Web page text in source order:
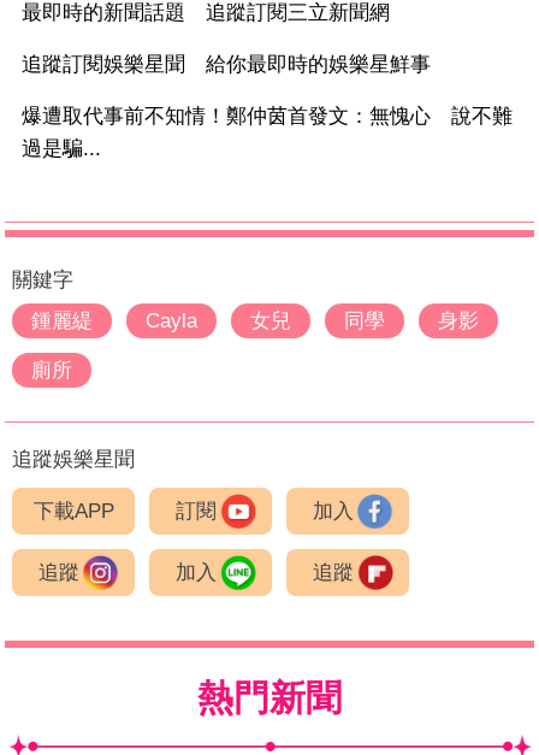
最即時的新聞話題 追蹤訂閱三立新聞網
追蹤訂閱娛樂星聞 給你最即時的娛樂星鮮事
爆遭取代事前不知情！鄭仲茵首發文：無愧心 說不難
過是騙...
關鍵字
鍾麗緹
Cayla 女兒 同學 身影
廁所
追蹤娛樂星聞
下載APP 訂閱 加入
追蹤 加入 追蹤
熱門新聞